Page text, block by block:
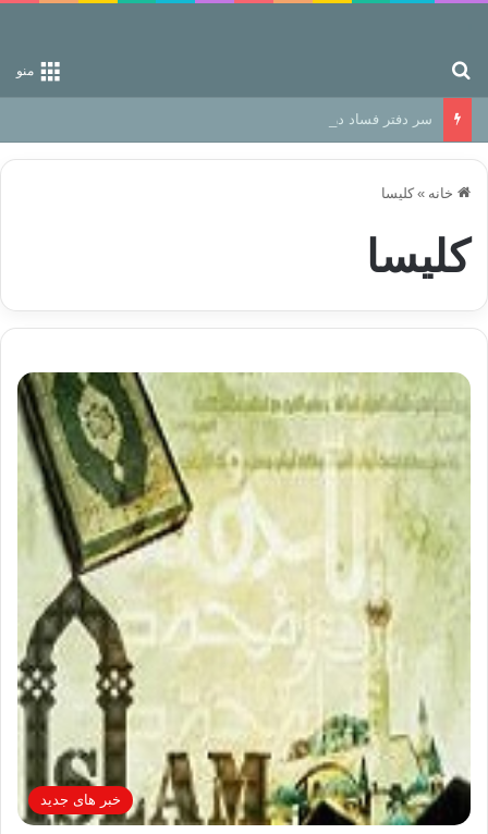
منو
سر دفتر فساد در زمین‌، دوری وکناره‌گیری از راه خداست‌!
خانه » کلیسا
کلیسا
خبر های جدید